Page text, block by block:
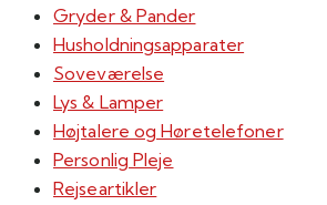
Gryder & Pander
Husholdningsapparater
Soveværelse
Lys & Lamper
Højtalere og Høretelefoner
Personlig Pleje
Rejseartikler